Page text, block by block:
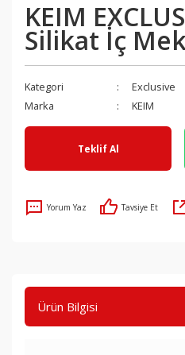
KEIM
Silikat İç
Kategori
Exclusive
Marka
KEIM
Teklif Al
Yorum Yaz Tavsiye Et
Ürün Bilgisi